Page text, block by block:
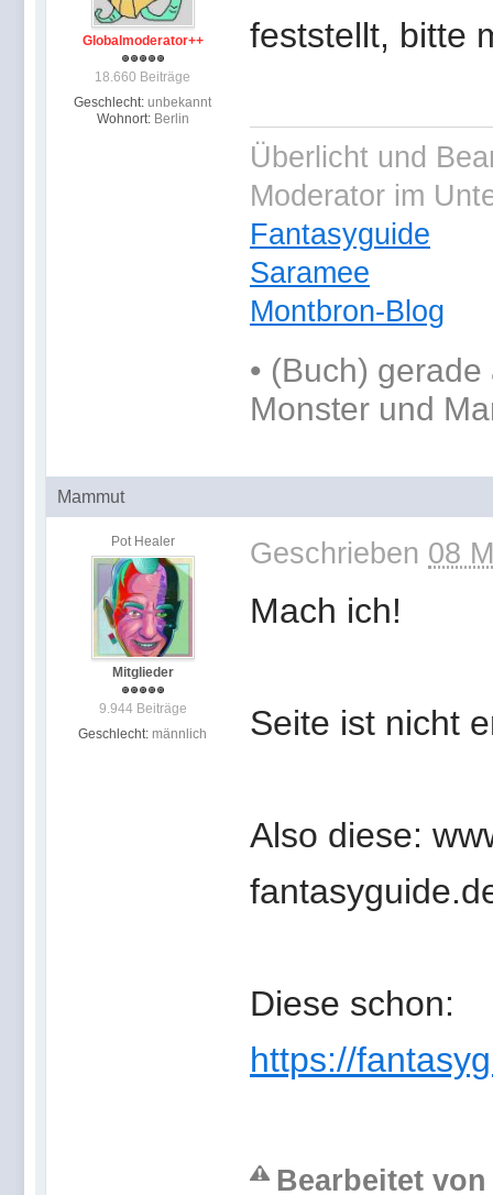
Globalmoderator++
18.660 Beiträge
Geschlecht: unbekannt
Wohnort: Berlin
feststellt, bitte
Überlicht und
Moderator im
Fantasyguide
Saramee
Montbron-Blog
• (Buch) gerade
Monster und
Mammut
Pot Healer
Mitglieder
9.944 Beiträge
Geschlecht: männlich
Geschrieben 08
Mach ich!
Seite ist nicht
Also diese:
Diese schon:
https://
Bearbeitet von